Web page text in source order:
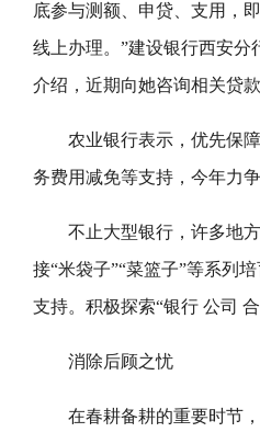
底参与测额、申贷、支用，
线上办理。”建设银行西安
介绍，近期向她咨询相关贷
农业银行表示，优先保
务费用减免等支持，今年力
不止大型银行，许多地
接“米袋子”“菜篮子”等系列
支持。积极探索“银行 公司
消除后顾之忧
在春耕备耕的重要时节